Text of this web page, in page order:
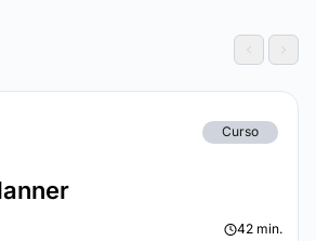
Curso
42 min.